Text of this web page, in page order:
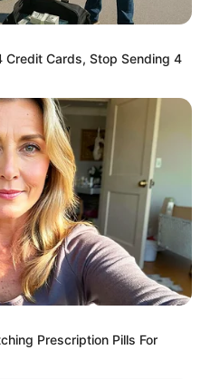
Makes Anacondas Look
Figure Skating
Cards, Stop Sending 4
Prescription Pills For